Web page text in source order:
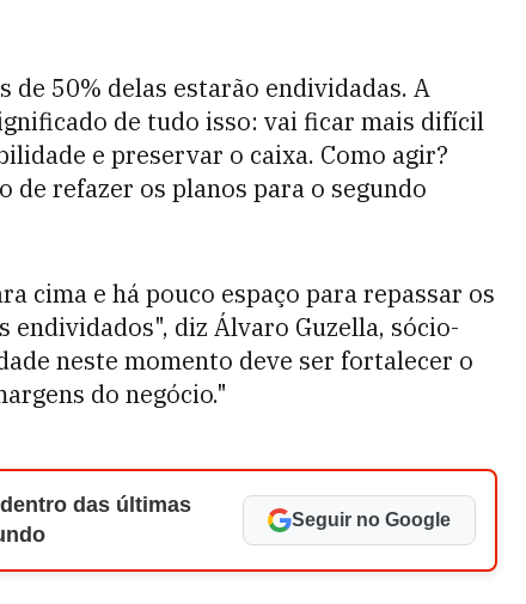
de 50% delas estarão endividadas. A
de tudo isso: vai ficar mais difícil
e preservar o caixa. Como agir?
de refazer os planos para o segundo
cima e há pouco espaço para repassar os
diz Álvaro Guzella, sócio-
neste momento deve ser fortalecer o
do negócio."
das últimas
Seguir no Google